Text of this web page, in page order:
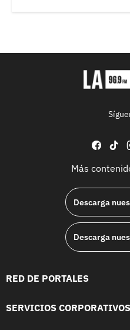
Más
Descarga
Descarga
RED DE PORTALES
SERVICIOS CORPORATIVOS